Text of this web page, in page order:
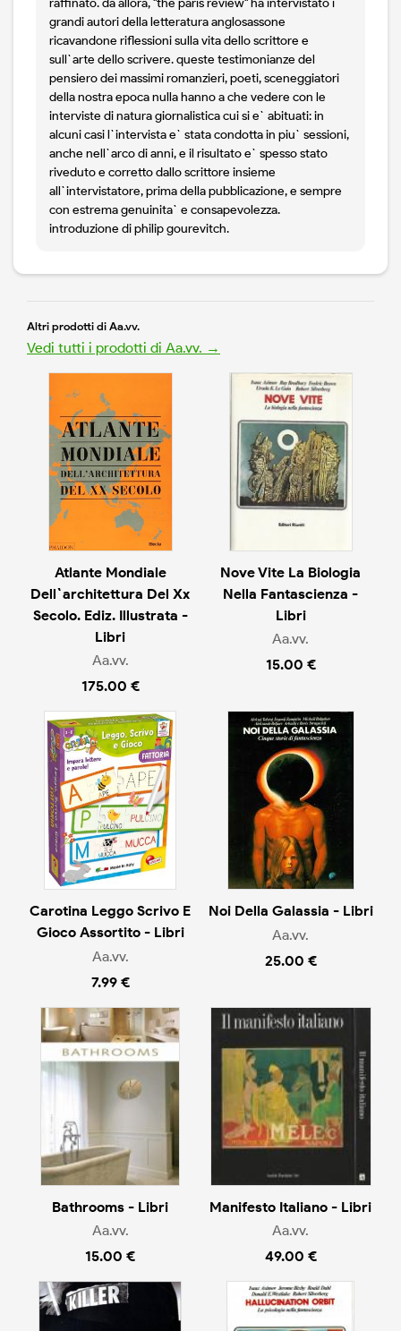
raffinato. da allora, "the paris review" ha intervistato i
grandi autori della letteratura anglosassone
ricavandone riflessioni sulla vita dello scrittore e
sull`arte dello scrivere. queste testimonianze del
pensiero dei massimi romanzieri, poeti, sceneggiatori
della nostra epoca nulla hanno a che vedere con le
interviste di natura giornalistica cui si e` abituati: in
alcuni casi l`intervista e` stata condotta in piu` sessioni,
anche nell`arco di anni, e il risultato e` spesso stato
riveduto e corretto dallo scrittore insieme
all`intervistatore, prima della pubblicazione, e sempre
con estrema genuinita` e consapevolezza.
introduzione di philip gourevitch.
Altri prodotti di Aa.vv.
Vedi tutti i prodotti di Aa.vv. →
Atlante Mondiale
Dell`architettura Del Xx
Secolo. Ediz. Illustrata -
Libri
Aa.vv.
175.00 €
Nove Vite La Biologia
Nella Fantascienza -
Libri
Aa.vv.
15.00 €
Carotina Leggo Scrivo E
Gioco Assortito - Libri
Aa.vv.
7.99 €
Noi Della Galassia - Libri
Aa.vv.
25.00 €
Bathrooms - Libri
Aa.vv.
15.00 €
Manifesto Italiano - Libri
Aa.vv.
49.00 €